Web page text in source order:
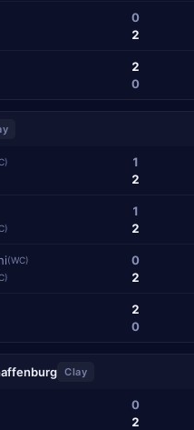
0
2
2
0
1
2
1
2
(WC)
0
2
2
0
Clay
0
2